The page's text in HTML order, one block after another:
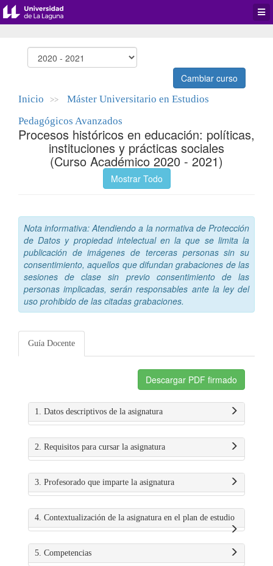
Cambiar curso
Inicio >>
Máster Universitario en Estudios
Pedagógicos Avanzados
Procesos históricos en educación: políticas,
instituciones y prácticas sociales
(Curso Académico 2020 - 2021)
Mostrar Todo
Nota informativa: Atendiendo a la normativa de Protección
de Datos y propiedad intelectual en la que se limita la
publicación de imágenes de terceras personas sin su
consentimiento, aquellos que difundan grabaciones de las
sesiones de clase sin previo consentimiento de las
personas implicadas, serán responsables ante la ley del
uso prohibido de las citadas grabaciones.
Guía Docente
Descargar PDF firmado
1. Datos descriptivos de la asignatura
2. Requisitos para cursar la asignatura
3. Profesorado que imparte la asignatura
4. Contextualización de la asignatura en el plan de estudio
5. Competencias